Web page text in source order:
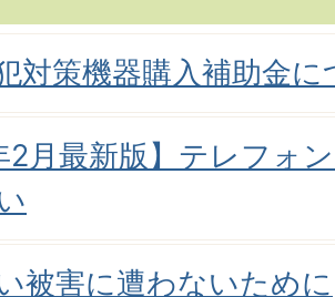
対策機器購入補助金に
2月最新版】テレフォ
被害に遭わないために